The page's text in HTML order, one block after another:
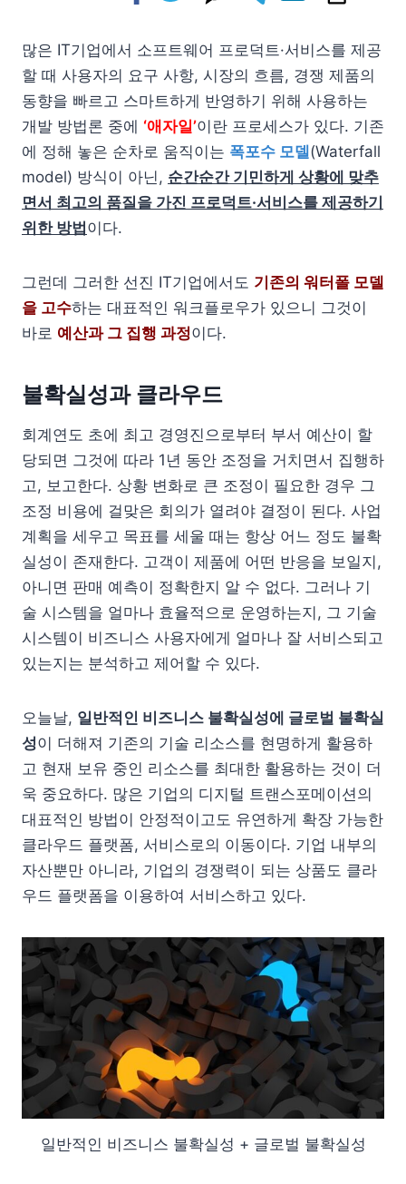
많은 IT기업에서 소프트웨어 프로덕트·서비스를 제공
할 때 사용자의 요구 사항, 시장의 흐름, 경쟁 제품의
동향을 빠르고 스마트하게 반영하기 위해 사용하는
개발 방법론 중에 ‘애자일’이란 프로세스가 있다. 기존
에 정해 놓은 순차로 움직이는 폭포수 모델(Waterfall
model) 방식이 아닌, 순간순간 기민하게 상황에 맞추
면서 최고의 품질을 가진 프로덕트·서비스를 제공하기
위한 방법 이다.
그런데 그러한 선진 IT기업에서도 기존의 워터폴 모델
을 고수하는 대표적인 워크플로우가 있으니 그것이
바로 예산과 그 집행 과정이다.
불확실성과 클라우드
회계연도 초에 최고 경영진으로부터 부서 예산이 할
당되면 그것에 따라 1년 동안 조정을 거치면서 집행하
고, 보고한다. 상황 변화로 큰 조정이 필요한 경우 그
조정 비용에 걸맞은 회의가 열려야 결정이 된다. 사업
계획을 세우고 목표를 세울 때는 항상 어느 정도 불확
실성이 존재한다. 고객이 제품에 어떤 반응을 보일지,
아니면 판매 예측이 정확한지 알 수 없다. 그러나 기
술 시스템을 얼마나 효율적으로 운영하는지, 그 기술
시스템이 비즈니스 사용자에게 얼마나 잘 서비스되고
있는지는 분석하고 제어할 수 있다.
오늘날, 일반적인 비즈니스 불확실성에 글로벌 불확실
성이 더해져 기존의 기술 리소스를 현명하게 활용하
고 현재 보유 중인 리소스를 최대한 활용하는 것이 더
욱 중요하다. 많은 기업의 디지털 트랜스포메이션의
대표적인 방법이 안정적이고도 유연하게 확장 가능한
클라우드 플랫폼, 서비스로의 이동이다. 기업 내부의
자산뿐만 아니라, 기업의 경쟁력이 되는 상품도 클라
우드 플랫폼을 이용하여 서비스하고 있다.
일반적인 비즈니스 불확실성 + 글로벌 불확실성